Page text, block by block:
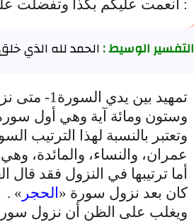
: أنعمت عليكم بكذا وتفضلت
التفسير الوسيط :الحمد لله الذي
تمهيد بين
وستون ومائة آية وهي أول
وتعتبر بالنسبة لهذا الترتيب
عمران، والنساء، والمائدة،
أما ترتيبها في النزول فقد
كان بعد نزول سورة « الحجر » .
ويغلب على الظن أن نزول سورة